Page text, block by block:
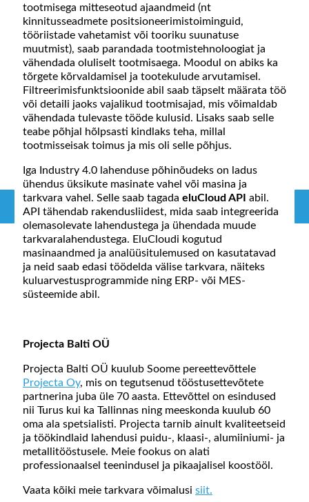
tootmisega mitteseotud ajaandmeid (nt
kinnitusseadmete positsioneerimistoiminguid,
tööriistade vahetamist või tooriku suunatuse
muutmist), saab parandada tootmistehnoloogiat ja
vähendada oluliselt tootmisaega. Moodul on abiks ka
tõrgete kõrvaldamisel ja tootekulude arvutamisel.
Filtreerimisfunktsioonide abil saab täpselt määrata töö
või detaili jaoks vajalikud tootmisajad, mis võimaldab
vähendada tulevaste tööde kulusid. Lisaks saab selle
teabe põhjal hõlpsasti kindlaks teha, millal
tootmisseisak toimus ja mis oli selle põhjus.
Iga Industry 4.0 lahenduse põhinõudeks on ladus
ühendus üksikute masinate vahel või masina ja
tarkvara vahel. Selle saab tagada eluCloud API abil.
API tähendab rakendusliidest, mida saab integreerida
olemasolevate lahendustega ja ühendada muude
tarkvaralahendustega. EluCloudi kogutud
masinaandmed ja analüüsitulemused on kasutatavad
ja neid saab edasi töödelda välise tarkvara, näiteks
kuluarvestusprogrammide ning ERP- või MES-
süsteemide abil.
Projecta Balti OÜ
Projecta Balti OÜ kuulub Soome pereettevõttele
Projecta Oy, mis on tegutsenud tööstusettevõtete
partnerina juba üle 70 aasta. Ettevõttel on esindused
nii Turus kui ka Tallinnas ning meeskonda kuulub 60
oma ala spetsialisti. Projecta tarnib ainult kvaliteetseid
ja töökindlaid lahendusi puidu-, klaasi-, alumiiniumi- ja
metallitööstusele. Meie fookus on alati
professionaalsel teenindusel ja pikaajalisel koostööl.
Vaata kõiki meie tarkvara võimalusi siit.